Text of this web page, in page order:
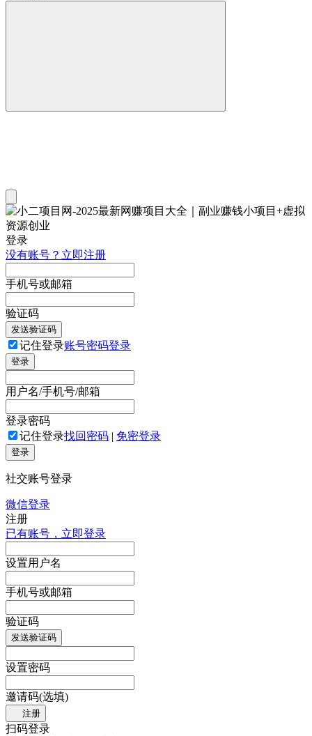
登录
没有账号？立即注册
手机号或邮箱
验证码
发送验证码
记住登录账号密码登录
登录
用户名/手机号/邮箱
登录密码
记住登录找回密码 | 免密登录
登录
社交账号登录
微信登录
注册
已有账号，立即登录
设置用户名
手机号或邮箱
验证码
发送验证码
设置密码
邀请码(选填)
注册
扫码登录